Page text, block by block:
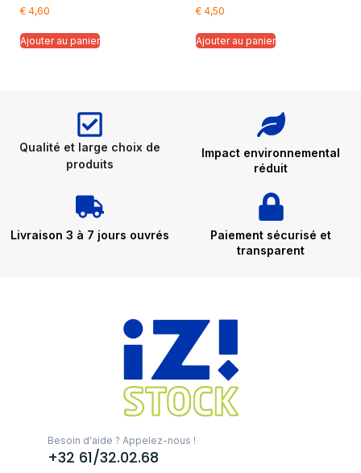
€ 4,60
Ajouter au panier
€4,50
Ajouter au panier
Qualité et large choix de
produits
Impact environnemental
réduit
Livraison 3 à 7 jours ouvrés
Paiement sécurisé et
transparent
Besoin d'aide ? Appelez-nous !
+32 61/32.02.68